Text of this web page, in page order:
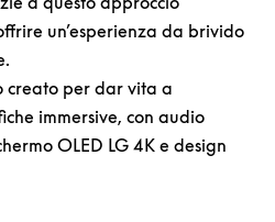
un’esperienza da brivido
creato per dar vita a
immersive, con audio
OLED LG 4K e design